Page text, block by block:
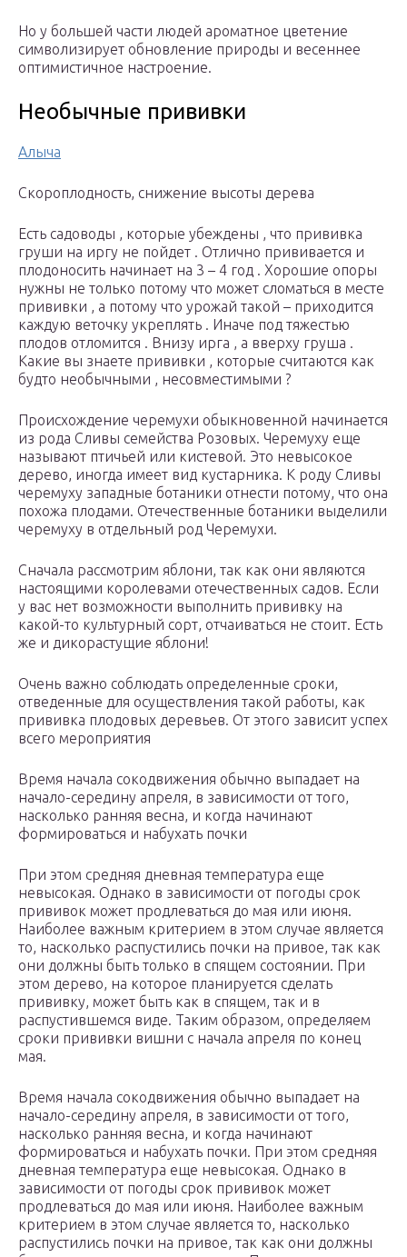
Но у большей части людей ароматное цветение
символизирует обновление природы и весеннее
оптимистичное настроение.
Необычные прививки
Алыча
​Скороплодность, снижение высоты дерева​
​Есть садоводы , которые убеждены , что прививка
груши на иргу не пойдет . Отлично прививается и
плодоносить начинает на 3 – 4 год . Хорошие опоры
нужны не только потому что может сломаться в месте
прививки , а потому что урожай такой – приходится
каждую веточку укреплять . Иначе под тяжестью
плодов отломится . Внизу ирга , а вверху груша .
Какие вы знаете прививки , которые считаются как
будто необычными , несовместимыми ?​
​Происхождение черемухи обыкновенной начинается
из рода Сливы семейства Розовых. Черемуху еще
называют птичьей или кистевой. Это невысокое
дерево, иногда имеет вид кустарника. К роду Сливы
черемуху западные ботаники отнести потому, что она
похожа плодами. Отечественные ботаники выделили
черемуху в отдельный род Черемухи.​
​Сначала рассмотрим яблони, так как они являются
настоящими королевами отечественных садов. Если
у вас нет возможности выполнить прививку на
какой-то культурный сорт, отчаиваться не стоит. Есть
же и дикорастущие яблони!​
​Очень важно соблюдать определенные сроки,
отведенные для осуществления такой работы, как
прививка плодовых деревьев. От этого зависит успех
всего мероприятия
Время начала сокодвижения обычно выпадает на
начало-середину апреля, в зависимости от того,
насколько ранняя весна, и когда начинают
формироваться и набухать почки
При этом средняя дневная температура еще
невысокая. Однако в зависимости от погоды срок
прививок может продлеваться до мая или июня.
Наиболее важным критерием в этом случае является
то, насколько распустились почки на привое, так как
они должны быть только в спящем состоянии. При
этом дерево, на которое планируется сделать
прививку, может быть как в спящем, так и в
распустившемся виде. Таким образом, определяем
сроки прививки вишни с начала апреля по конец
мая.​
Время начала сокодвижения обычно выпадает на
начало-середину апреля, в зависимости от того,
насколько ранняя весна, и когда начинают
формироваться и набухать почки. При этом средняя
дневная температура еще невысокая. Однако в
зависимости от погоды срок прививок может
продлеваться до мая или июня. Наиболее важным
критерием в этом случае является то, насколько
распустились почки на привое, так как они должны